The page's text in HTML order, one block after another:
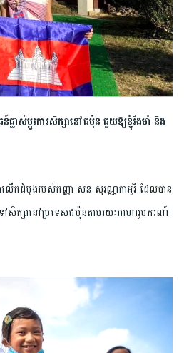
ាស់ប្ដូរការសិក្សានៅជប៉ុន ជួយឱ្យខ្ញុំរឹងមាំ និង
ាលើកដំបូងរបស់កញ្ញា សន សុវណ្ណកាអូរី ដែលបាន
ៅសិក្សានៅប្រទេសជប៉ុនតាមរយៈអាហារូបករណ៍